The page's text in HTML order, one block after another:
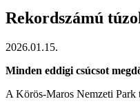
Rekordszámú
2026.01.15.
Minden eddigi csúcsot
A Körös-Maros Nemzeti Park